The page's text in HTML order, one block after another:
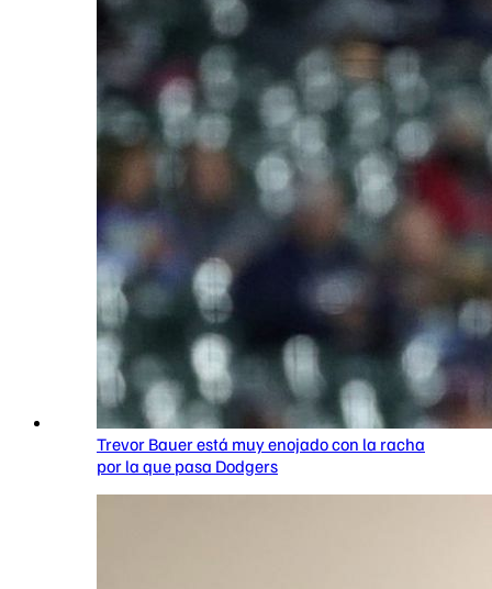
Trevor Bauer está muy enojado con la racha
por la que pasa Dodgers